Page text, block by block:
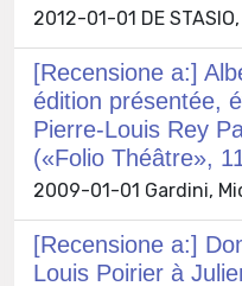
2012-01-01 DE
[Recensione a:]
édition présentée,
Pierre-Louis Rey
(«Folio Théâtre»,
2009-01-01 Gardini,
[Recensione a:]
Louis Poirier à